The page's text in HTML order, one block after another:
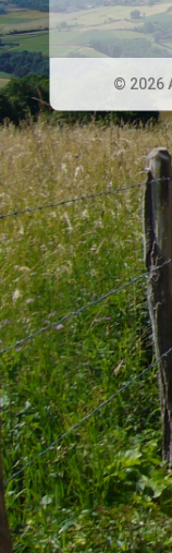
© 2026